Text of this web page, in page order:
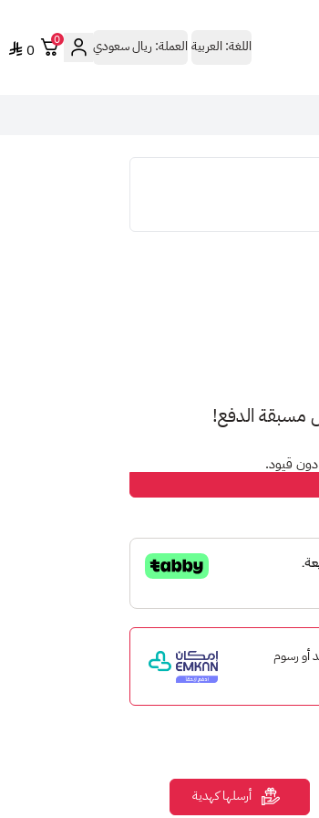
اللغة: العربية العملة:ريال سعودي 0
0
مسبقة الدفع!
قيود.
أو رسوم
أرسلها كهدية